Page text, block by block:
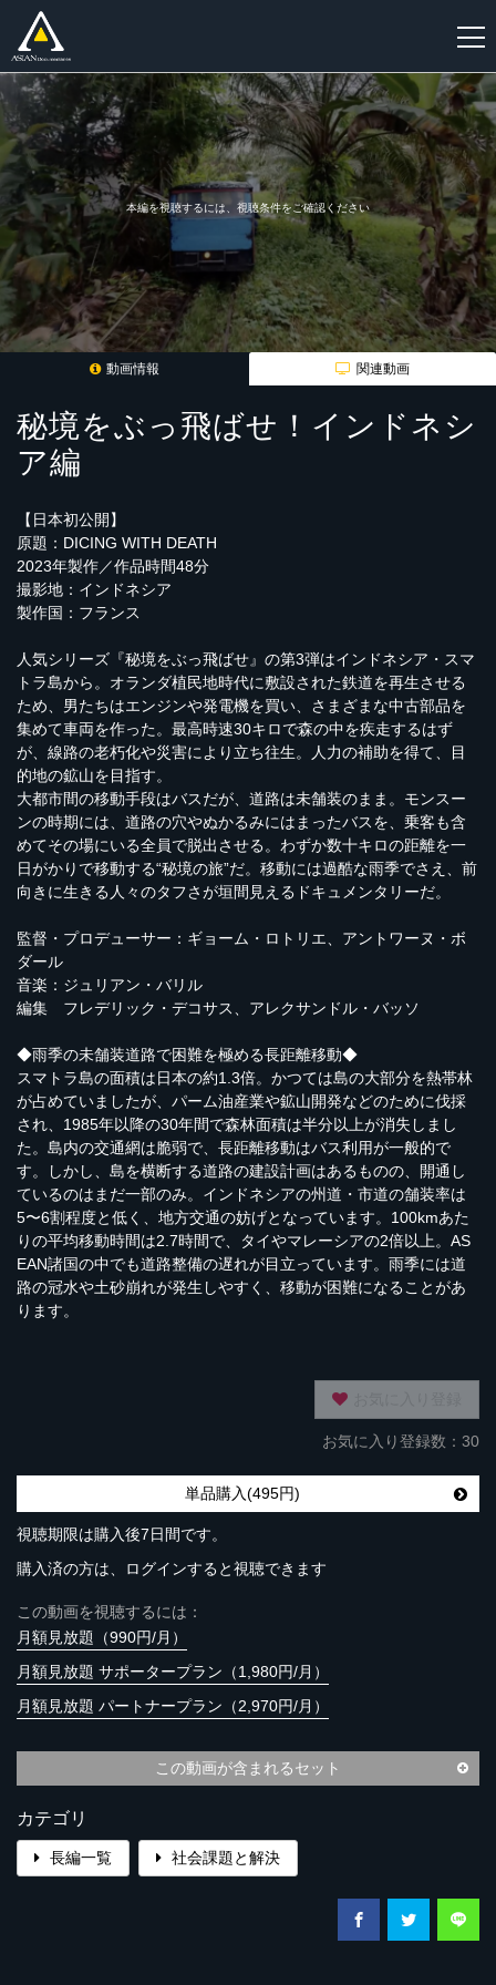
新
規
登
録
本編を視聴するには、視聴条件をご確認ください
動画情報 関連動画
秘境をぶっ飛ばせ！インドネシ
ア編
【日本初公開】
原題：DICING WITH DEATH
2023年製作／作品時間48分
撮影地：インドネシア
製作国：フランス
人気シリーズ『秘境をぶっ飛ばせ』の第3弾はインドネシア・スマ
トラ島から。オランダ植民地時代に敷設された鉄道を再生させる
ため、男たちはエンジンや発電機を買い、さまざまな中古部品を
集めて車両を作った。最高時速30キロで森の中を疾走するはず
が、線路の老朽化や災害により立ち往生。人力の補助を得て、目
的地の鉱山を目指す。
大都市間の移動手段はバスだが、道路は未舗装のまま。モンスー
ンの時期には、道路の穴やぬかるみにはまったバスを、乗客も含
めてその場にいる全員で脱出させる。わずか数十キロの距離を一
日がかりで移動する“秘境の旅”だ。移動には過酷な雨季でさえ、前
向きに生きる人々のタフさが垣間見えるドキュメンタリーだ。
監督・プロデューサー：ギョーム・ロトリエ、アントワーヌ・ボ
ダール
音楽：ジュリアン・バリル
編集 フレデリック・デコサス、アレクサンドル・バッソ
◆雨季の未舗装道路で困難を極める長距離移動◆
スマトラ島の面積は日本の約1.3倍。かつては島の大部分を熱帯林
が占めていましたが、パーム油産業や鉱山開発などのために伐採
され、1985年以降の30年間で森林面積は半分以上が消失しまし
た。島内の交通網は脆弱で、長距離移動はバス利用が一般的で
す。しかし、島を横断する道路の建設計画はあるものの、開通し
ているのはまだ一部のみ。インドネシアの州道・市道の舗装率は
5〜6割程度と低く、地方交通の妨げとなっています。100kmあた
りの平均移動時間は2.7時間で、タイやマレーシアの2倍以上。AS
EAN諸国の中でも道路整備の遅れが目立っています。雨季には道
路の冠水や土砂崩れが発生しやすく、移動が困難になることがあ
ります。
お気に入り登録数：30
単品購入(495円)
視聴期限は購入後7日間です。
購入済の方は、ログインすると視聴できます
この動画を視聴するには：
月額見放題（990円/月）
月額見放題 サポータープラン（1,980円/月）
月額見放題 パートナープラン（2,970円/月）
この動画が含まれるセット
カテゴリ
長編一覧 社会課題と解決